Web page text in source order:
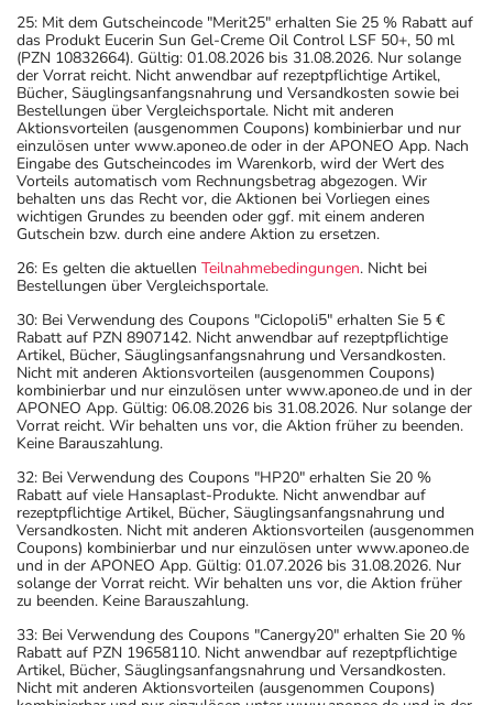
25: Mit dem Gutscheincode "Merit25" erhalten Sie 25 % Rabatt auf
das Produkt Eucerin Sun Gel-Creme Oil Control LSF 50+, 50 ml
(PZN 10832664). Gültig: 01.08.2026 bis 31.08.2026. Nur solange
der Vorrat reicht. Nicht anwendbar auf rezeptpflichtige Artikel,
Bücher, Säuglingsanfangsnahrung und Versandkosten sowie bei
Bestellungen über Vergleichsportale. Nicht mit anderen
Aktionsvorteilen (ausgenommen Coupons) kombinierbar und nur
einzulösen unter www.aponeo.de oder in der APONEO App. Nach
Eingabe des Gutscheincodes im Warenkorb, wird der Wert des
Vorteils automatisch vom Rechnungsbetrag abgezogen. Wir
behalten uns das Recht vor, die Aktionen bei Vorliegen eines
wichtigen Grundes zu beenden oder ggf. mit einem anderen
Gutschein bzw. durch eine andere Aktion zu ersetzen.
26: Es gelten die aktuellen Teilnahmebedingungen. Nicht bei
Bestellungen über Vergleichsportale.
30: Bei Verwendung des Coupons "Ciclopoli5" erhalten Sie 5 €
Rabatt auf PZN 8907142. Nicht anwendbar auf rezeptpflichtige
Artikel, Bücher, Säuglingsanfangsnahrung und Versandkosten.
Nicht mit anderen Aktionsvorteilen (ausgenommen Coupons)
kombinierbar und nur einzulösen unter www.aponeo.de und in der
APONEO App. Gültig: 06.08.2026 bis 31.08.2026. Nur solange der
Vorrat reicht. Wir behalten uns vor, die Aktion früher zu beenden.
Keine Barauszahlung.
32: Bei Verwendung des Coupons "HP20" erhalten Sie 20 %
Rabatt auf viele Hansaplast-Produkte. Nicht anwendbar auf
rezeptpflichtige Artikel, Bücher, Säuglingsanfangsnahrung und
Versandkosten. Nicht mit anderen Aktionsvorteilen (ausgenommen
Coupons) kombinierbar und nur einzulösen unter www.aponeo.de
und in der APONEO App. Gültig: 01.07.2026 bis 31.08.2026. Nur
solange der Vorrat reicht. Wir behalten uns vor, die Aktion früher
zu beenden. Keine Barauszahlung.
33: Bei Verwendung des Coupons "Canergy20" erhalten Sie 20 %
Rabatt auf PZN 19658110. Nicht anwendbar auf rezeptpflichtige
Artikel, Bücher, Säuglingsanfangsnahrung und Versandkosten.
Nicht mit anderen Aktionsvorteilen (ausgenommen Coupons)